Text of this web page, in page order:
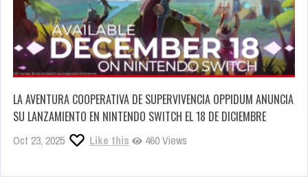
LA AVENTURA COOPERATIVA DE SUPERVIVENCIA OPPIDUM ANUNCIA
SU LANZAMIENTO EN NINTENDO SWITCH EL 18 DE DICIEMBRE
Oct 23, 2025 Like this 460 Views